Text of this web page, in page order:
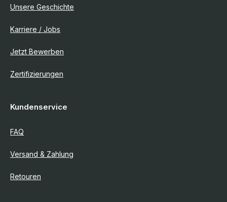
Unsere Geschichte
Karriere / Jobs
Jetzt Bewerben
Zertifizierungen
Kundenservice
FAQ
Versand & Zahlung
Retouren